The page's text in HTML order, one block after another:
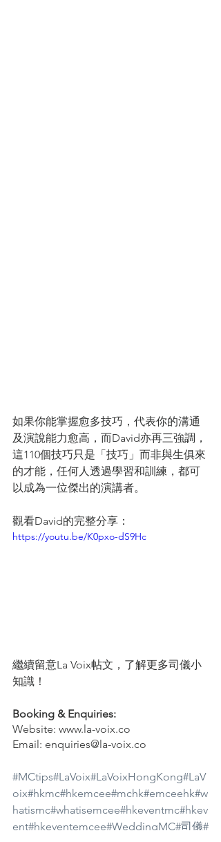
如果你能掌握愈多技巧，代表你的溝通
及演說能力愈高，而David亦再三強調，
這110個技巧只是「技巧」而非與生俱來
的才能，任何人透過學習和訓練，都可
以成為一位傑出的演講者。
觀看David的完整分享：
https://youtu.be/K0pxo-dS9Hc
繼續留意La Voix帖文，了解更多司儀小
知識！
Booking & Enquiries:
Website: www.la-voix.co
Email: enquiries@la-voix.co
#MCtips#LaVoix#LaVoixHongKong#LaV
oix#hkmc#hkemcee#mchk#emceehk#w
hatismc#whatisemcee#hkeventmc#hkev
ent#hkeventemcee#WeddingMC#司儀#